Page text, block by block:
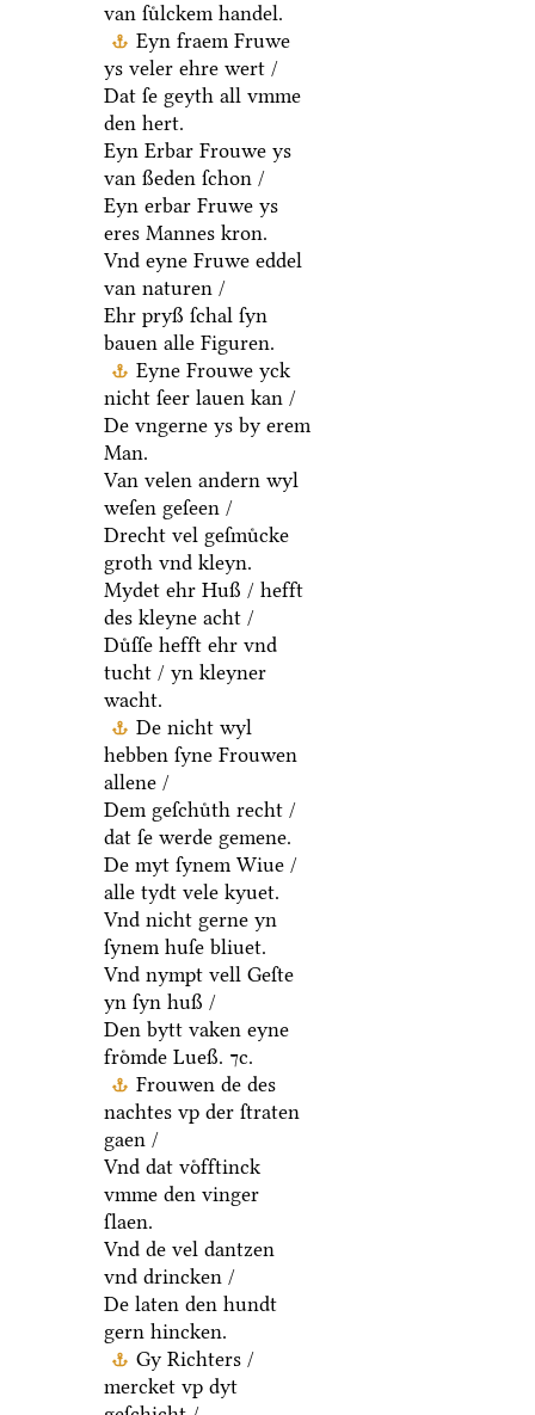
van ſuͤlckem handel.
Eyn fraem Fruwe
ys veler ehre wert /
Dat ſe geyth all vmme
den hert.
Eyn Erbar Frouwe ys
van ßeden ſchon /
Eyn erbar Fruwe ys
eres Mannes kron.
Vnd eyne Fruwe eddel
van naturen /
Ehr pryß ſchal ſyn
bauen alle Figuren.
Eyne Frouwe yck
nicht ſeer lauen kan /
De vngerne ys by erem
Man.
Van velen andern wyl
weſen geſeen /
Drecht vel geſmuͤcke
groth vnd kleyn.
Mydet ehr Huß / hefft
des kleyne acht /
Duͤſſe hefft ehr vnd
tucht / yn kleyner
wacht.
De nicht wyl
hebben ſyne Frouwen
allene /
Dem geſchuͤth recht /
dat ſe werde gemene.
De myt ſynem Wiue /
alle tydt vele kyuet.
Vnd nicht gerne yn
ſynem huſe bliuet.
Vnd nympt vell Geſte
yn ſyn huß /
Den bytt vaken eyne
froͤmde Lueß. ⁊c.
Frouwen de des
nachtes vp der ſtraten
gaen /
Vnd dat voͤfftinck
vmme den vinger
ſlaen.
Vnd de vel dantzen
vnd drincken /
De laten den hundt
gern hincken.
Gy Richters /
mercket vp dyt